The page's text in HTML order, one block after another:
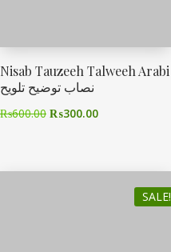
Nisab Tauzeeh Talweeh Arabi
نصاب توضیح تلویح
₨600.00 ₨300.00
SALE!